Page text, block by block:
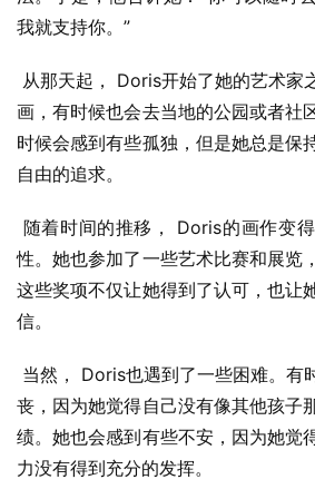
我就支持你。”
画，有时候也会去当地的公园或者社
时候会感到有些孤独，但是她总是保
自由的追求。
性。她也参加了一些艺术比赛和展览
这些奖项不仅让她得到了认可，也让
信。
丧，因为她觉得自己没有像其他孩子
绩。她也会感到有些不安，因为她觉
力没有得到充分的发挥。